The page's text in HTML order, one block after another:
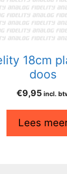
18cm
doos
€9,95 incl.
Lees